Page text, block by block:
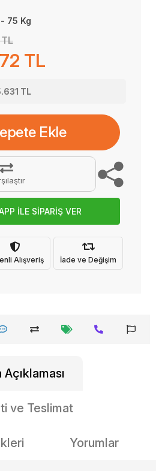
75 Kg
TL
TL
Ekle
İLE SİPARİŞ VER
Alışveriş İade ve Değişim
Açıklaması
ve Teslimat
Yorumlar